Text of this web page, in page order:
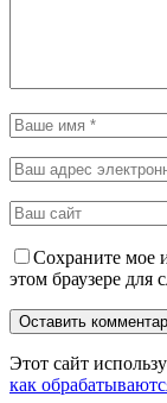
Сохраните мое
этом браузере для
Этот сайт
как